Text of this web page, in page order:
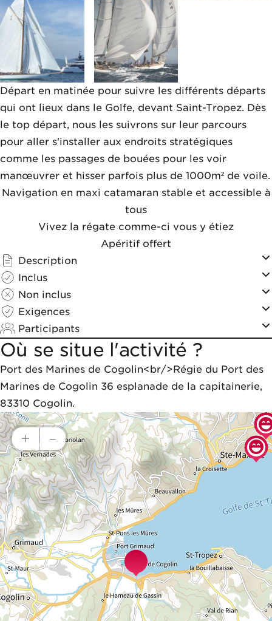
Départ en matinée pour suivre les différents départs
qui ont lieux dans le Golfe, devant Saint-Tropez. Dès
le top départ, nous les suivrons sur leur parcours
pour aller s'installer aux endroits stratégiques
comme les passages de bouées pour les voir
manœuvrer et hisser parfois plus de 1000m² de voile.
Navigation en maxi catamaran stable et accessible à
tous
Vivez la régate comme-ci vous y étiez
Apéritif offert
Description
Inclus
Non inclus
Exigences
Participants
Où se situe l'activité ?
Port des Marines de Cogolin<br/>Régie du Port des
Marines de Cogolin 36 esplanade de la capitainerie,
83310 Cogolin.
+ –